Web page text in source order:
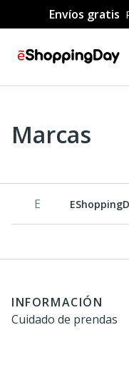
Envíos gratis
Marcas
E
INFORMACIÓN
Cuidado de prendas